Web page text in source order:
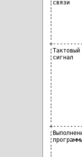
¦связи
¦
¦
¦
¦
¦
¦
¦
¦
¦
¦
¦
¦
¦
¦
¦
¦